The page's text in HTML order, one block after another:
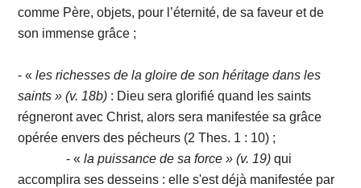
comme Père, objets, pour l’éternité, de sa faveur et de
son immense grâce ;
- «les richesses de la gloire de son héritage dans les
saints » (v. 18b) : Dieu sera glorifié quand les saints
régneront avec Christ, alors sera manifestée sa grâce
opérée envers des pécheurs (2 Thes. 1 : 10) ;
- «la puissance de sa force » (v. 19) qui
accomplira ses desseins : elle s'est déjà manifestée par